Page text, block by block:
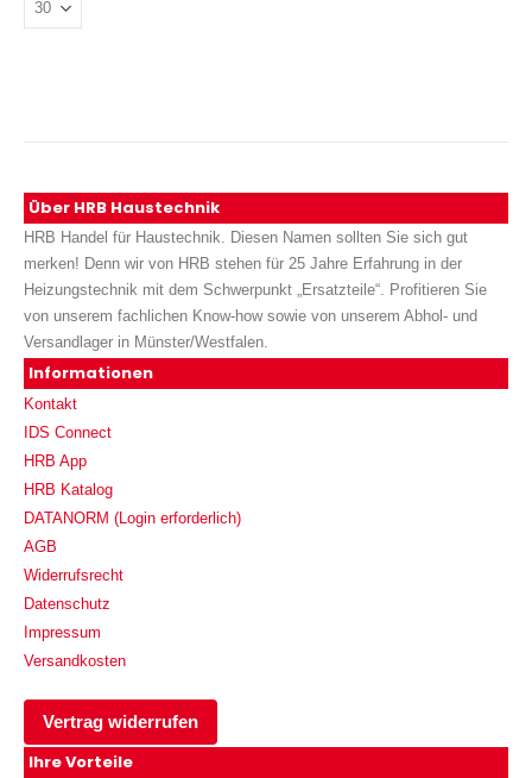
Über HRB Haustechnik
HRB Handel für Haustechnik. Diesen Namen sollten Sie sich gut
merken! Denn wir von HRB stehen für 25 Jahre Erfahrung in der
Heizungstechnik mit dem Schwerpunkt „Ersatzteile“. Profitieren Sie
von unserem fachlichen Know-how sowie von unserem Abhol- und
Versandlager in Münster/Westfalen.
Informationen
Kontakt
IDS Connect
HRB App
HRB Katalog
DATANORM (Login erforderlich)
AGB
Widerrufsrecht
Datenschutz
Impressum
Versandkosten
Vertrag widerrufen
Ihre Vorteile